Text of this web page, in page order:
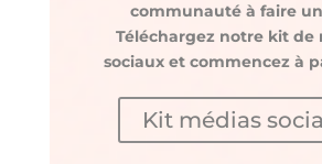
communauté à faire
Téléchargez notre kit de
sociaux et commencez à
Kit médias